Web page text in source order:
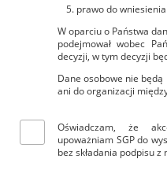
prawo do
W oparciu o Państwa
podejmował wobec
decyzji, w tym decyzji
Dane osobowe nie
ani do organizacji
Oświadczam, że
upoważniam SGP do
bez składania podpisu